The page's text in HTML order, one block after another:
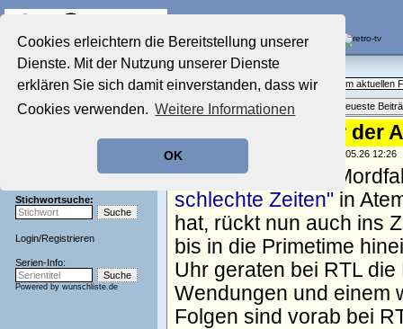
Cookies erleichtern die Bereitstellung unserer
Dienste. Mit der Nutzung unserer Dienste
erklären Sie sich damit einverstanden, dass wir
Cookies verwenden. Weitere Informationen
OK
Startseite
Aktuelles Forum
Film-Forum
Zeichentrick-Forum
Stichwortsuche:
Login/Registrieren
Serien-Info:
Powered by wunschliste.de
Aktuelles Forum
Fragen, Antworten und Meinungen zum aktuellen
Themenübersicht • Neues Thema Neueste
"GZSZ"-Krimi vor der
geschrieben von: , 27.05.26 12:26
Seit April hält der
schlechte Zeiten" in
hat, rückt nun auch ins
bis in die Primetime
Uhr geraten bei RTL
Wendungen und einem
Folgen sind vorab bei